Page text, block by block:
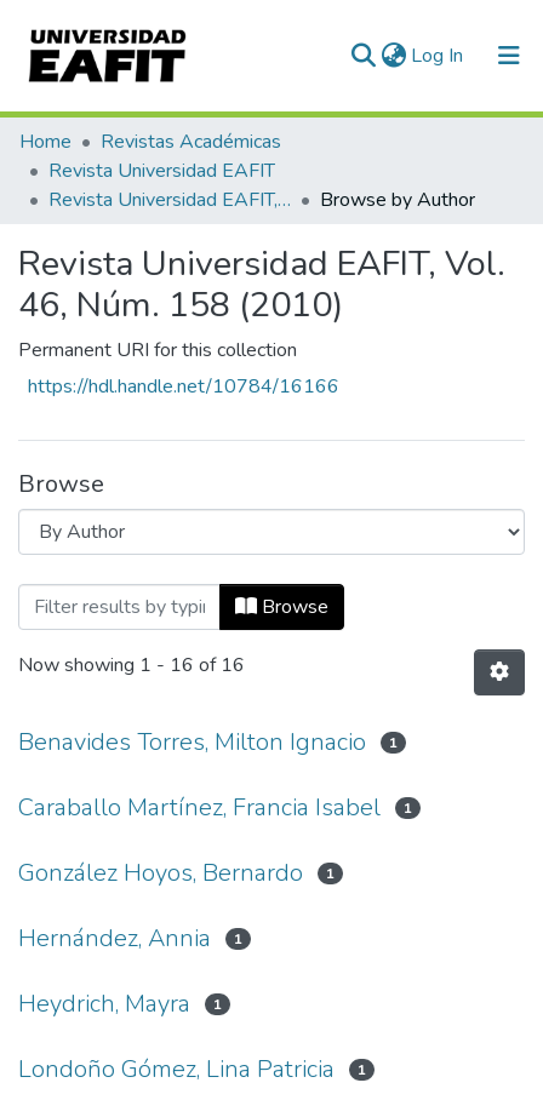
Log In (current)
Communities & Collections
All of DSpace
Home
Revistas Académicas
Revista Universidad EAFIT
Revista Universidad EAFIT, Vol. 46, Núm. 158 (2010)
Browse by Author
Revista Universidad EAFIT, Vol.
46, Núm. 158 (2010)
Permanent URI for this collection
https://hdl.handle.net/10784/16166
Browse
Browsing Revista Universidad EAFIT,
Browse
Now showing 1 - 16 of 16
Benavides Torres, Milton Ignacio 1
Caraballo Martínez, Francia Isabel 1
González Hoyos, Bernardo 1
Hernández, Annia 1
Heydrich, Mayra 1
Londoño Gómez, Lina Patricia 1